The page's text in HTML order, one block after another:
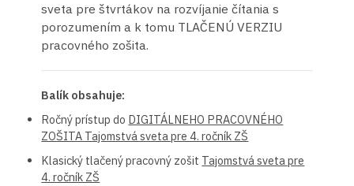
sveta pre štvrtákov na rozvíjanie čítania s
porozumením a k tomu TLAČENÚ VERZIU
pracovného zošita.
Balík obsahuje:
Ročný prístup do DIGITÁLNEHO PRACOVNÉHO
ZOŠITA Tajomstvá sveta pre 4. ročník ZŠ
Klasický tlačený pracovný zošit Tajomstvá sveta pre
4. ročník ZŠ